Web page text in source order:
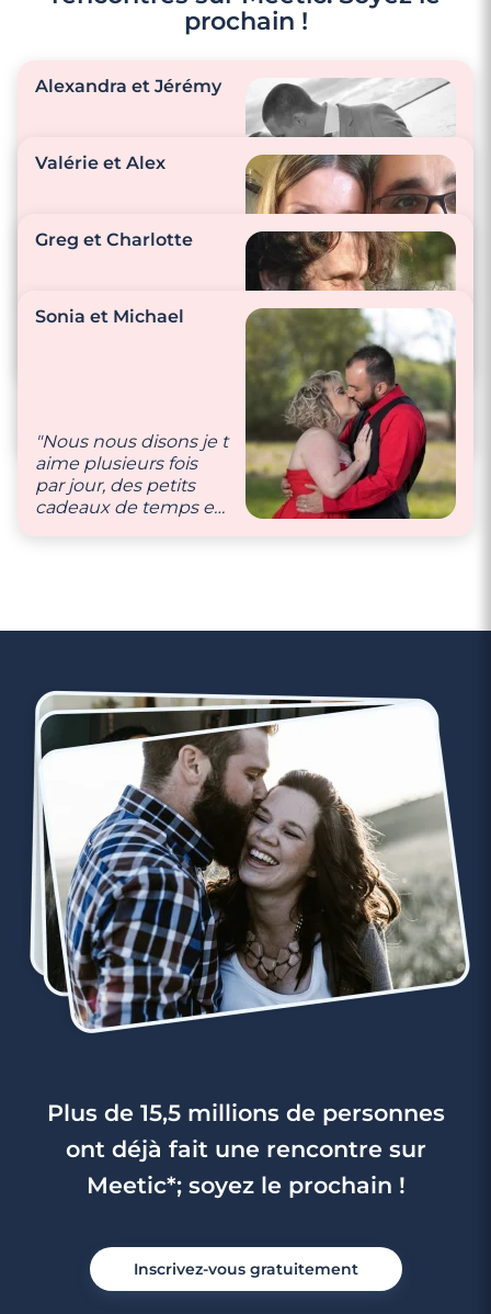
3 minutes
Rencontrer des célibataires gay à
3 minutes
Thionville
prochain !
Alexandra et Jérémy
"S’écouter, se
comprendre et se
Valérie et Alex
passent par se dire
Greg et Charlotte
s’aime. Des petites
choses du quotidien
qui font plaisir."
Sonia et Michael
"Nous nous disons je t
aime plusieurs fois
par jour, des petits
cadeaux de temps en
Plus de 15,5 millions de personnes
ont déjà fait une rencontre sur
Meetic*; soyez le prochain !
Inscrivez-vous gratuitement